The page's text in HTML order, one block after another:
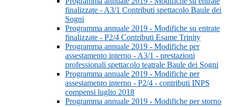
finalizzate - A3/1 Contributi spettacolo Baule dei
Sogni
Programma annuale 2019 - Modifiche su entrate
finalizzate - P2/4 Contributi Esame Trinity
Programma annuale 2019 - Modifiche per
assestamento interno - A3/1 - prestazioni
professionali spettacolo teatrale Baule dei Sogni
Programma annuale 2019 - Modifiche per
assestamento interno - P2/4 - contributi INPS
compensi luglio 2018
Programma annuale 2019 - Modifiche per storno